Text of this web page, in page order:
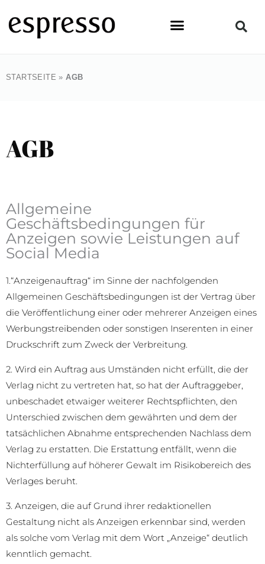
Inhalt
springen
STARTSEITE » AGB
AGB
Allgemeine
Geschäftsbedingungen für
Anzeigen sowie Leistungen auf
Social Media
1.“Anzeigenauftrag“ im Sinne der nachfolgenden
Allgemeinen Geschäftsbedingungen ist der Vertrag über
die Veröffentlichung einer oder mehrerer Anzeigen eines
Werbungstreibenden oder sonstigen Inserenten in einer
Druckschrift zum Zweck der Verbreitung.
2. Wird ein Auftrag aus Umständen nicht erfüllt, die der
Verlag nicht zu vertreten hat, so hat der Auftraggeber,
unbeschadet etwaiger weiterer Rechtspflichten, den
Unterschied zwischen dem gewährten und dem der
tatsächlichen Abnahme entsprechenden Nachlass dem
Verlag zu erstatten. Die Erstattung entfällt, wenn die
Nichterfüllung auf höherer Gewalt im Risikobereich des
Verlages beruht.
3. Anzeigen, die auf Grund ihrer redaktionellen
Gestaltung nicht als Anzeigen erkennbar sind, werden
als solche vom Verlag mit dem Wort „Anzeige“ deutlich
kenntlich gemacht.